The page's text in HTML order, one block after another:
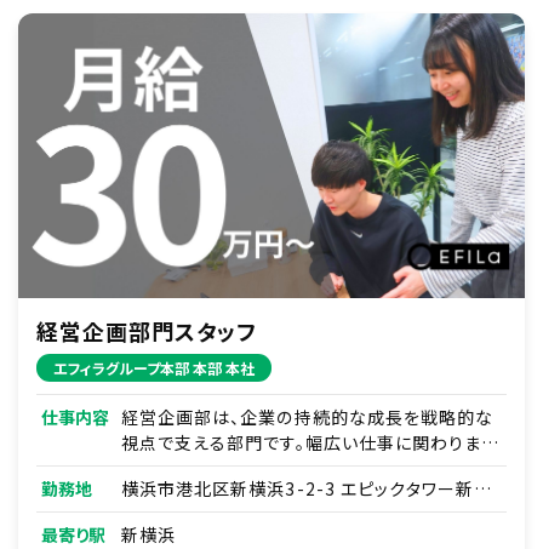
経営企画部門スタッフ
エフィラグループ本部 本部 本社
仕事内容 経営企画部は、企業の持続的な成長を戦略的な
視点で支える部門です。幅広い仕事に関わります
が、最初から全部を任せることはありません。得
意なところから少しずつ、先輩と一緒に進めてい
きます。
勤務地
横浜市港北区新横浜3-2-3 エピックタワー新横
浜 19F
最寄り駅
新横浜